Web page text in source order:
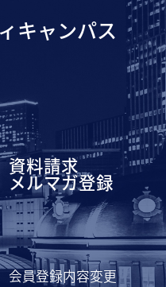
キャンパス
資料請求
メルマガ登録
会員登録内容変更